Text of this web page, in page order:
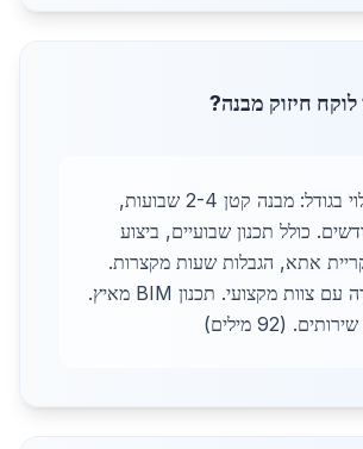
לוקח חיזוק מבנה?
זמן חיזוק תלוי בגודל: מבנה קטן 2-4 שבועות,
2-3 חודשים. כולל תכנון שבועיים, ביצוע
אתא, הגבלות שעות מקצרות.
עבודה מהירה עם צוות מקצועי. תכנון BIM מאיץ.
(92 מילים)